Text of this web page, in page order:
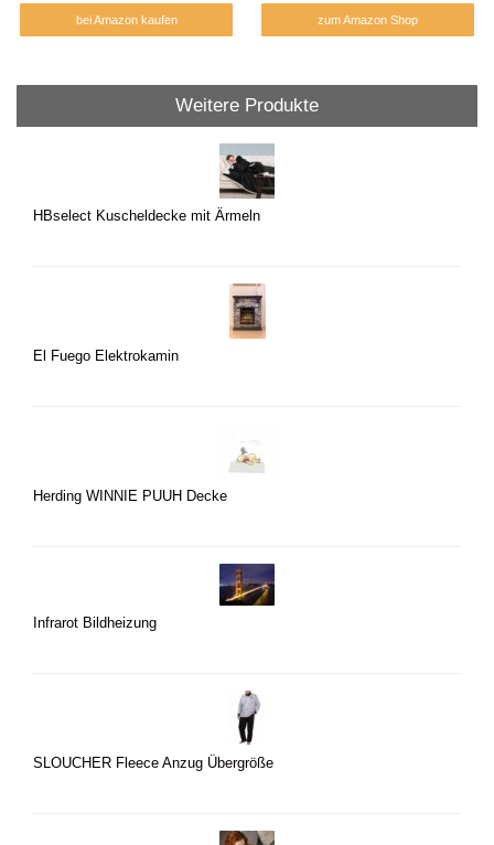
bei Amazon kaufen zum Amazon Shop
Weitere Produkte
HBselect Kuscheldecke mit Ärmeln
El Fuego Elektrokamin
Herding WINNIE PUUH Decke
Infrarot Bildheizung
SLOUCHER Fleece Anzug Übergröße